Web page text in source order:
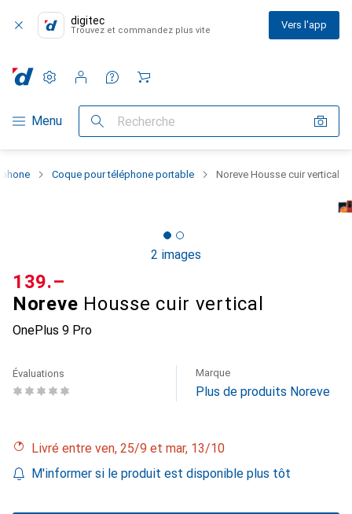
digitec
Trouvez et commandez plus vite Vers l'app
Navigation par catégorie
Menu Recherche
Paramètres
Compte client
Listes de comparaison
Listes d'envies
Panier
Coque pour téléphone portable Noreve Housse cuir vertical
2 images
Noreve Housse cuir vertical
OnePlus 9 Pro
CHF
139.–
Évaluations Marque
Plus de produits Noreve
Livré entre ven, 25/9 et mar, 13/10
M'informer si le produit est disponible plus tôt